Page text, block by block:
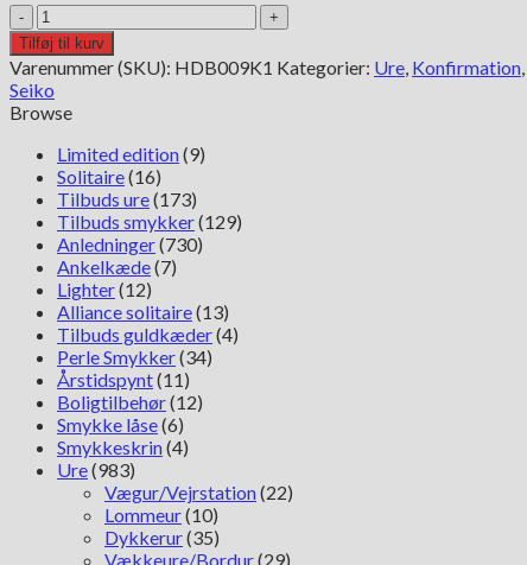
Seiko
5
Sports
HDB009K1
Field
Series
antal
Tilføj til kurv
Varenummer (SKU): HDB009K1 Kategorier: Ure, Konfirmation,
Seiko
Browse
Limited edition(9)
Solitaire(16)
Tilbuds ure(173)
Tilbuds smykker(129)
Anledninger(730)
Ankelkæde(7)
Lighter(12)
Alliance solitaire(13)
Tilbuds guldkæder(4)
Perle Smykker(34)
Årstidspynt(11)
Boligtilbehør(12)
Smykke låse(6)
Smykkeskrin(4)
Ure(983)
Vægur/Vejrstation(22)
Lommeur(10)
Dykkerur(35)
Vækkeure/Bordur(29)